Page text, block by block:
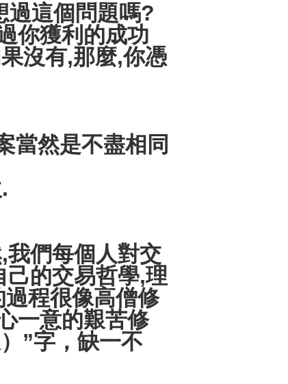
過這個問題嗎?
你獲利的成功
沒有,那麼,你憑
然是不盡相同
我們每個人對交
的交易哲學,理
程很像高僧修
一意的艱苦修
”字，缺一不